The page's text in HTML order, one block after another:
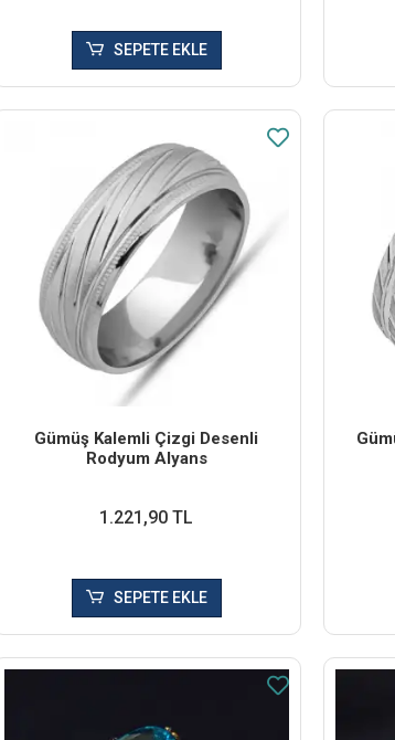
SEPETE EKLE
Gümüş Kalemli Çizgi Desenli
Rodyum Alyans
1.221,90 TL
SEPETE EKLE